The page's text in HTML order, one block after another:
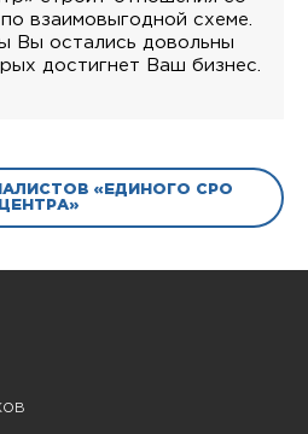
взаимовыгодной схеме.
Вы остались довольны
достигнет Ваш бизнес.
«ЕДИНОГО СРО
ЦЕНТРА»